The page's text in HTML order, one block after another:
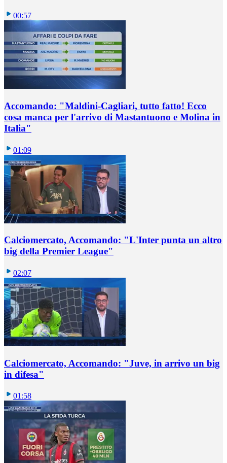
00:57
Accomando: "Maldini-Cagliari, tutto fatto! Ecco
cosa manca per l'arrivo di Mastantuono e Molina in
Italia"
01:09
Calciomercato, Accomando: "L'Inter punta un altro
big della Premier League"
02:07
Calciomercato, Accomando: "Juve, in arrivo un big
in difesa"
01:58